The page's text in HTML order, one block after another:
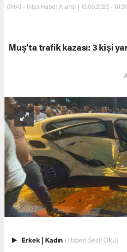
(İHA) - İhlas Haber Ajansı | 10.09.2025 -
Muş’ta trafik kazası: 3 kişi
Erkek | Kadın (Haberi Sesli Oku)